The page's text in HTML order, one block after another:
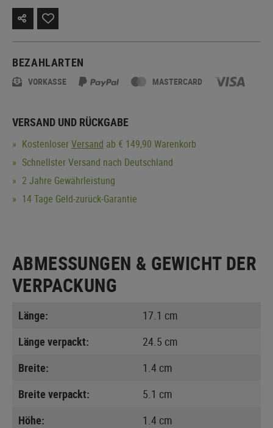
BEZAHLARTEN
VORKASSE MASTERCARD
VERSAND UND RÜCKGABE
KostenloserVersand ab € 149,90 Warenkorb
Schnellster Versand nach Deutschland
2 Jahre Gewährleistung
14 Tage Geld-zurück-Garantie
ABMESSUNGEN & GEWICHT DER
VERPACKUNG
Länge:
17.1 cm
Länge verpackt:
24.5 cm
Breite:
1.4 cm
Breite verpackt:
5.1 cm
Höhe:
1.4 cm